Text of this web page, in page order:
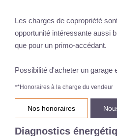
Les charges de copropriété
opportunité intéressante aussi
que pour un primo-accédant.
Possibilité d'acheter un garage
**Honoraires à la charge du vendeur
Nos honoraires
Diagnostics